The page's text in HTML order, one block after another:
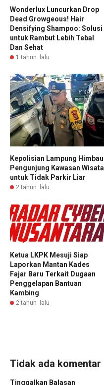
Wonderlux Luncurkan Drop
Dead Growgeous! Hair
Densifying Shampoo: Solusi
untuk Rambut Lebih Tebal
Dan Sehat
1 tahun lalu
Kepolisian Lampung Himbau
Pengunjung Kawasan Wisata
untuk Tidak Parkir Liar
2 tahun lalu
Ketua LKPK Mesuji Siap
Laporkan Mantan Kades
Fajar Baru Terkait Dugaan
Penggelapan Bantuan
Kambing
2 tahun lalu
Tidak ada komentar
Tinggalkan Balasan